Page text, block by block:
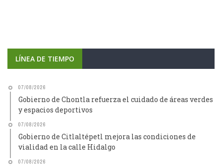
LÍNEA DE TIEMPO
07/08/2026
Gobierno de Chontla refuerza el cuidado de áreas verdes
y espacios deportivos
07/08/2026
Gobierno de Citlaltépetl mejora las condiciones de
vialidad en la calle Hidalgo
07/08/2026